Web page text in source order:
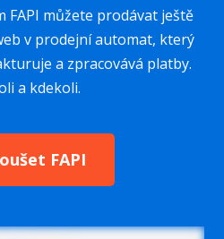
FAPI můžete prodávat ještě
v prodejní automat, který
a zpracovává platby.
a kdekoli.
FAPI